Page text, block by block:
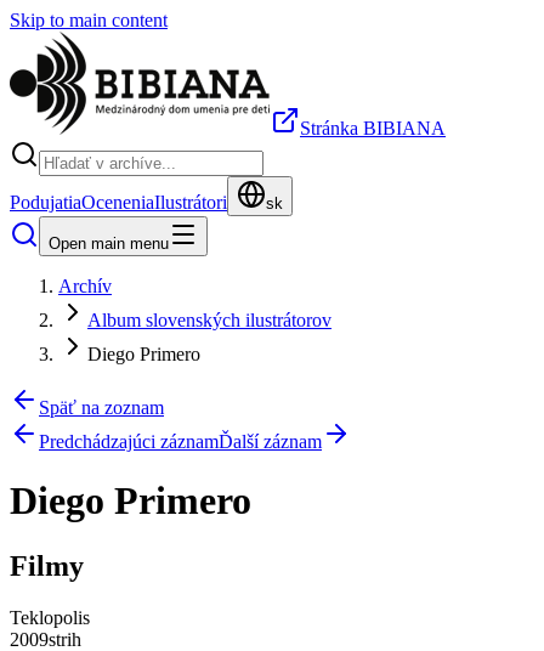
Skip to main content
Stránka BIBIANA
PodujatiaOceneniaIlustrátori sk
Open main menu
Archív
Album slovenských ilustrátorov
Diego Primero
Späť na zoznam
Predchádzajúci záznamĎalší záznam
Diego Primero
Filmy
Teklopolis
2009strih